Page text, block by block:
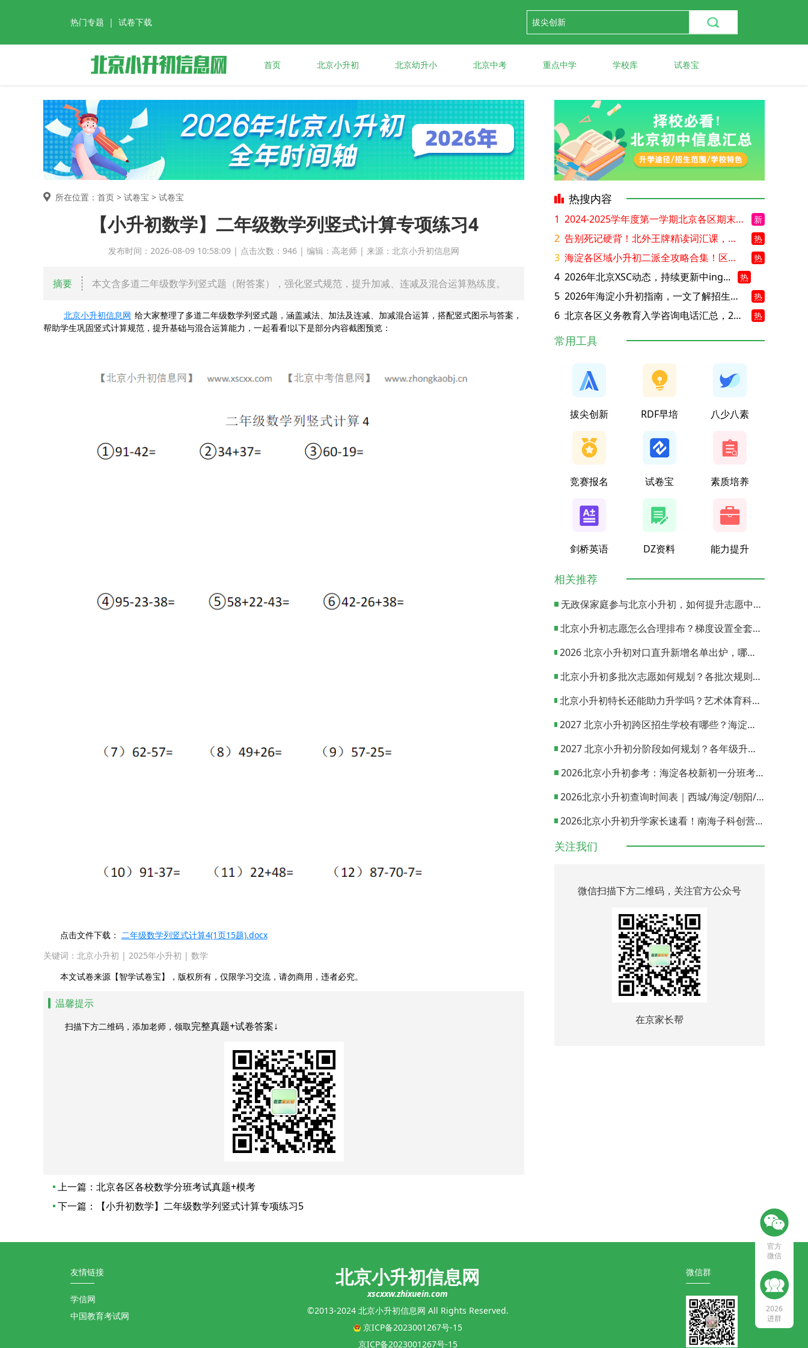
热门专题 | 试卷下载
首页 北京小升初 北京幼升小 北京中考 重点中学 学校库 试卷宝
所在位置：首页 > 试卷宝 > 试卷宝
【小升初数学】二年级数学列竖式计算专项练习4
发布时间：2026-08-09 10:58:09 | 点击次数：946 | 编辑：高老师 | 来源：北京小升初信息网
摘要 本文含多道二年级数学列竖式题（附答案），强化竖式规范，提升加减、连减及混合运算熟练度。
北京小升初信息网 给大家整理了多道二年级数学列竖式题，涵盖减法、加法及连减、加减混合运算，搭配竖式图示与答案，
帮助学生巩固竖式计算规范，提升基础与混合运算能力，一起看看!以下是部分内容截图预览：
点击文件下载： 二年级数学列竖式计算4(1页15题).docx
关键词： 北京小升初 | 2025年小升初 | 数学
本文试卷来源【智学试卷宝】，版权所有，仅限学习交流，请勿商用，违者必究。
温馨提示
扫描下方二维码，添加老师，领取完整真题+试卷答案↓
上一篇： 北京各区各校数学分班考试真题+模考
下一篇：
【小升初数学】二年级数学列竖式计算专项练习5
热搜内容
1 2024-2025学年度第一学期北京各区期末考试真题试卷汇总 新
2 告别死记硬背！北外王牌精读词汇课，帮孩子突破英语词汇难关 热
3 海淀各区域小升初二派全攻略合集！区域一至五志愿填报、升学策略详解 热
4 2026年北京XSC动态，持续更新中ing... 热
5 2026年海淀小升初指南，一文了解招生政策要点 热
6 北京各区义务教育入学咨询电话汇总，25年小升初家长提前收藏 热
常用工具
拔尖创新 RDF早培 八少八素
竞赛报名 试卷宝 素质培养
剑桥英语 DZ资料 能力提升
相关推荐
无政保家庭参与北京小升初，如何提升志愿中签概率？
北京小升初志愿怎么合理排布？梯度设置全套策略与填报避坑指南
2026 北京小升初对口直升新增名单出炉，哪些小学可以直升优质初中？
北京小升初多批次志愿如何规划？各批次规则与填报实操指南
北京小升初特长还能助力升学吗？艺术体育科技特长机会与误区全面解析
2027 北京小升初跨区招生学校有哪些？海淀西城东城全市招生校完整汇总
2027 北京小升初分阶段如何规划？各年级升学节点与升学通道全梳理
2026北京小升初参考：海淀各校新初一分班考试日期汇总
2026北京小升初查询时间表｜西城/海淀/朝阳/东城/丰台一键对照
2026北京小升初升学家长速看！南海子科创营报名通道正式开启
关注我们
微信扫描下方二维码，关注官方公众号
在京家长帮
友情链接
学信网
中国教育考试网
北京小升初信息网
xscxxw.zhixuein.com
©2013-2024 北京小升初信息网 All Rights Reserved.
京ICP备2023001267号-15
京ICP备2023001267号-15
微信群
官方
微信
2026
进群